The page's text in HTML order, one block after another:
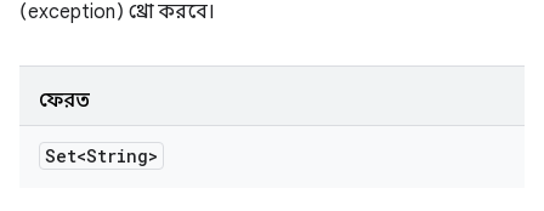
(exception) থ্রো করবে।
ফেরত
Set<String>